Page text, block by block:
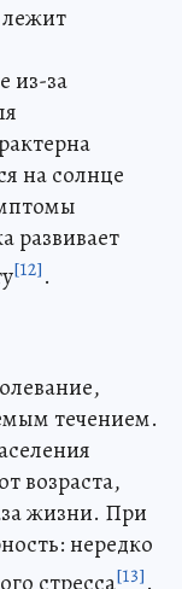
лежит
из-за
на солнце
развивает
[12].
течением.
возраста,
жизни. При
нередко
[13]